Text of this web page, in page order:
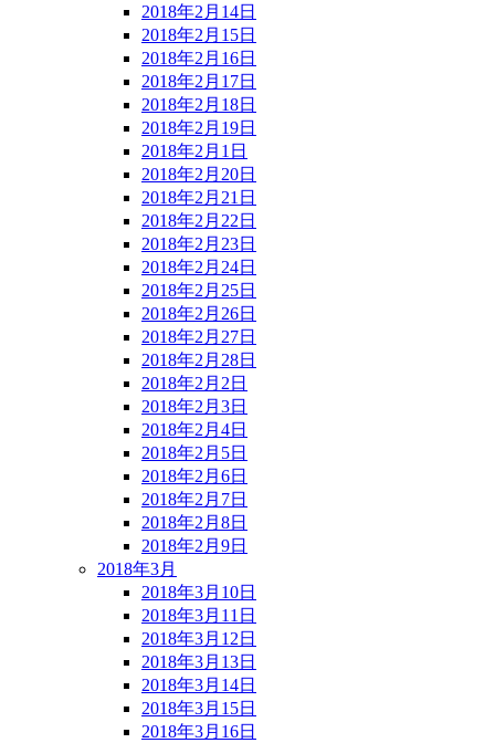
2018年2月14日
2018年2月15日
2018年2月16日
2018年2月17日
2018年2月18日
2018年2月19日
2018年2月1日
2018年2月20日
2018年2月21日
2018年2月22日
2018年2月23日
2018年2月24日
2018年2月25日
2018年2月26日
2018年2月27日
2018年2月28日
2018年2月2日
2018年2月3日
2018年2月4日
2018年2月5日
2018年2月6日
2018年2月7日
2018年2月8日
2018年2月9日
2018年3月
2018年3月10日
2018年3月11日
2018年3月12日
2018年3月13日
2018年3月14日
2018年3月15日
2018年3月16日